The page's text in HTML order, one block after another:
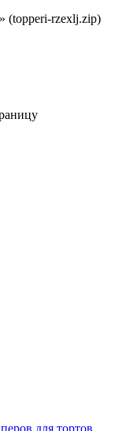
(topperi-rzexlj.zip)